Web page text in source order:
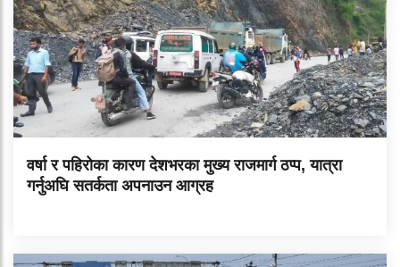
वर्षा र पहिरोका कारण देशभरका मुख्य राजमार्ग ठप्प, यात्रा
गर्नुअघि सतर्कता अपनाउन आग्रह